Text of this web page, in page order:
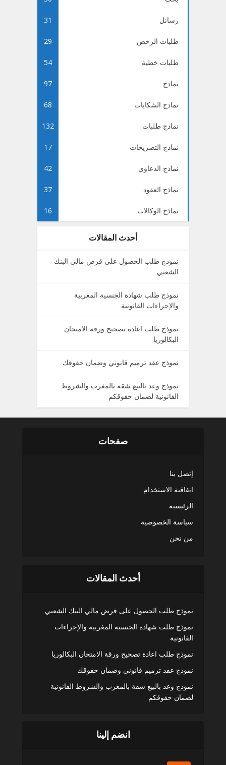
رسائل 31
طلبات الرخص 29
طلبات خطية 54
نمادج 97
نمادج الشكايات 68
نمادج طلبات 132
نماذج التصريحات 17
نماذج الدعاوي 42
نماذج العقود 37
نماذج الوكالات 16
أحدث المقالات
نموذج طلب الحصول على قرض مالي البنك
الشعبي
نموذج طلب شهادة الجنسية المغربية
والإجراءات القانونية
نموذج طلب اعادة تصحيح ورقة الامتحان
البكالوريا
نموذج عقد ترميم قانوني وضمان حقوقك
نموذج وعد بالبيع شقة بالمغرب والشروط
القانونية لضمان حقوقكم
صفحات
إتصل بنا
اتفاقية الاستخدام
الرئيسية
سياسة الخصوصية
من نحن
أحدث المقالات
نموذج طلب الحصول على قرض مالي البنك الشعبي
نموذج طلب شهادة الجنسية المغربية والإجراءات
القانونية
نموذج طلب اعادة تصحيح ورقة الامتحان البكالوريا
نموذج عقد ترميم قانوني وضمان حقوقك
نموذج وعد بالبيع شقة بالمغرب والشروط القانونية
لضمان حقوقكم
انضم إلينا